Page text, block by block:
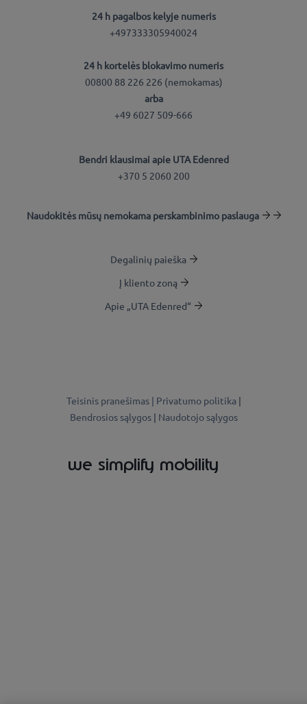
24 h pagalbos kelyje numeris
+497333305940024
24 h kortelės blokavimo numeris
00800 88 226 226 (nemokamas)
arba
+49 6027 509-666
Bendri klausimai apie UTA Edenred
+370 5 2060 200
Naudokitės mūsų nemokama perskambinimo paslauga
Degalinių paieška
Į kliento zoną
Apie „UTA Edenred“
Teisinis pranešimas | Privatumo politika |
Bendrosios sąlygos| Naudotojo sąlygos
we simplify mobility